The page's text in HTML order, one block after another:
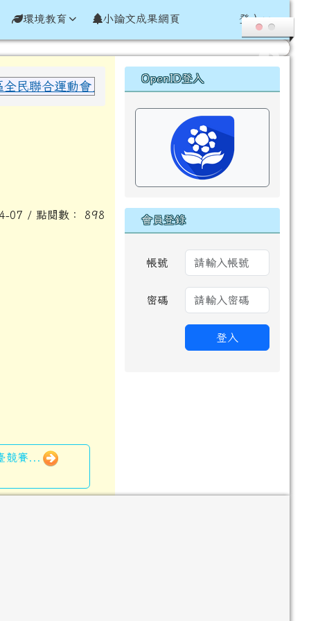
環境教育 小論文成果網頁 登入
民聯合運動會」於國小女子組 60 公尺田徑項目 榮獲 決
07 / 點閱數： 898
競賽...
右邊區域內容
OpenID登入
會員登錄
帳號
密碼
登入